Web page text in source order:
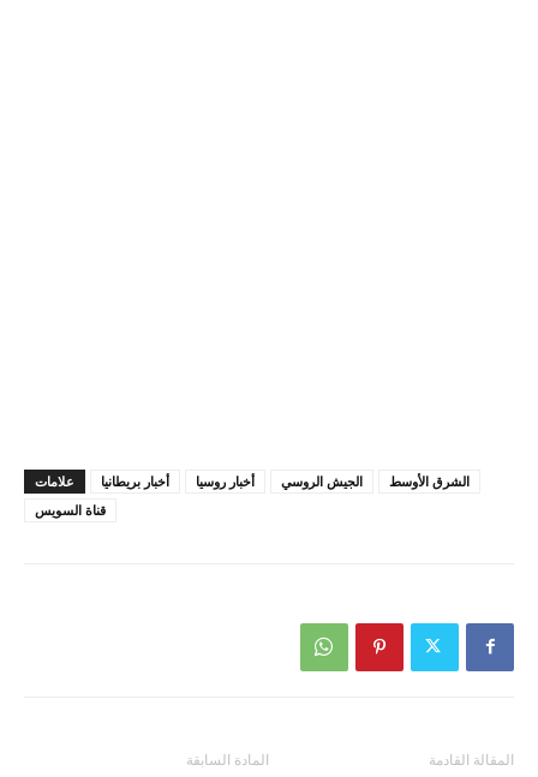
علامات أخبار بريطانيا أخبار روسيا الجيش الروسي
الشرق الأوسط
قناة السويس
المادة السابقة المقالة القادمة